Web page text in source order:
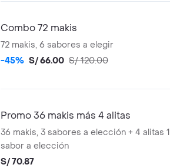
Combo 72 makis
72 makis, 6 sabores a elegir
-45% S/ 66.00 S/ 120.00
Promo 36 makis más 4 alitas
36 makis, 3 sabores a elección + 4 alitas 1
sabor a elección
S/ 70.87